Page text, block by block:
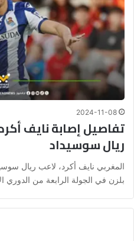
2024-11-08
تفاصيل إصابة نايف
ريال سوسيداد
المغربي نايف أكرد، لاعب ريال
بلزن في الجولة الرابعة من